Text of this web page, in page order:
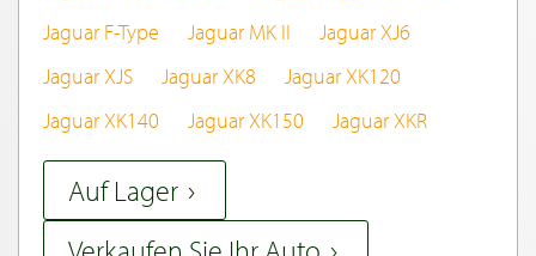
Jaguar F-Type
Jaguar MK II
Jaguar XJ6
Jaguar XJS
Jaguar XK8
Jaguar XK120
Jaguar XK140
Jaguar XK150 Jaguar XKR
Auf Lager